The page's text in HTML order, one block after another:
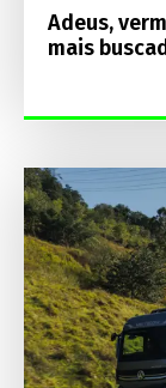
Adeus,
mais